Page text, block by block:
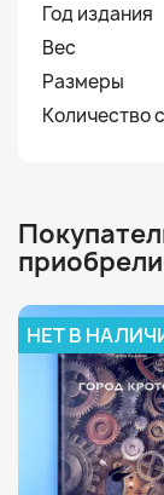
Год издания
Вес
Размеры
Количество
НЕТ В